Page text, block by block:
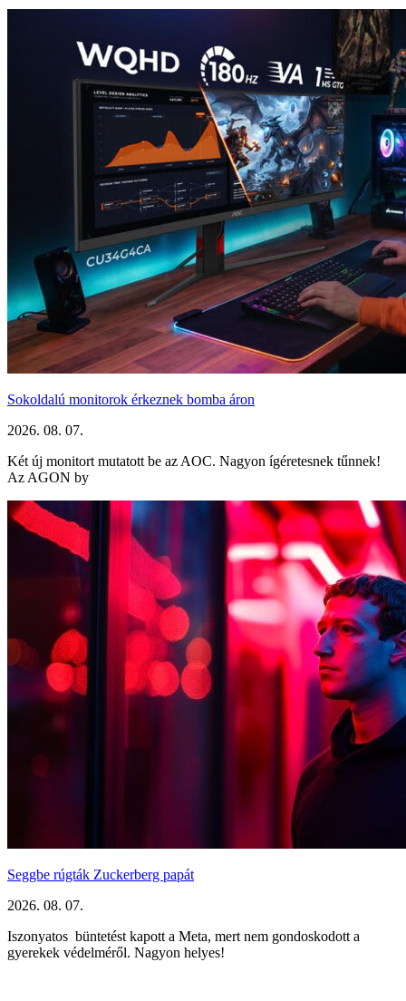
Sokoldalú monitorok érkeznek bomba áron
2026. 08. 07.
Két új monitort mutatott be az AOC. Nagyon ígéretesnek tűnnek!
Az AGON by
Seggbe rúgták Zuckerberg papát
2026. 08. 07.
Iszonyatos büntetést kapott a Meta, mert nem gondoskodott a
gyerekek védelméről. Nagyon helyes!